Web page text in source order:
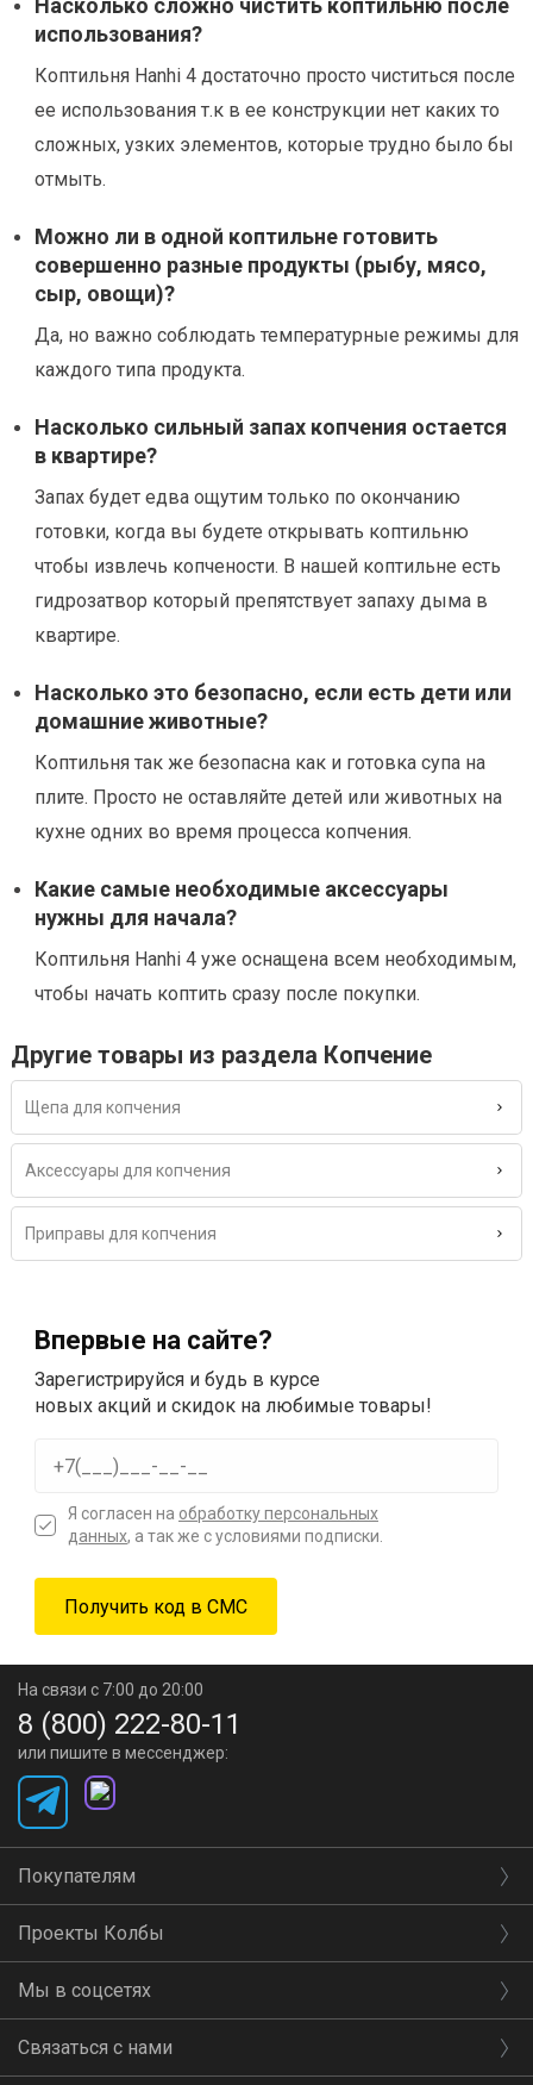
Насколько сложно чистить коптильню после
использования?
Коптильня Hanhi 4 достаточно просто чиститься после
ее использования т.к в ее конструкции нет каких то
сложных, узких элементов, которые трудно было бы
отмыть.
Можно ли в одной коптильне готовить
совершенно разные продукты (рыбу, мясо,
сыр, овощи)?
Да, но важно соблюдать температурные режимы для
каждого типа продукта.
Насколько сильный запах копчения остается
в квартире?
Запах будет едва ощутим только по окончанию
готовки, когда вы будете открывать коптильню
чтобы извлечь копчености. В нашей коптильне есть
гидрозатвор который препятствует запаху дыма в
квартире.
Насколько это безопасно, если есть дети или
домашние животные?
Коптильня так же безопасна как и готовка супа на
плите. Просто не оставляйте детей или животных на
кухне одних во время процесса копчения.
Какие самые необходимые аксессуары
нужны для начала?
Коптильня Hanhi 4 уже оснащена всем необходимым,
чтобы начать коптить сразу после покупки.
Другие товары из раздела Копчение
Щепа для копчения
Аксессуары для копчения
Приправы для копчения
Впервые на сайте?
Зарегистрируйся и будь в курсе
новых акций и скидок на любимые товары!
Я согласен на обработку персональных
данных, а так же с условиями подписки.
На связи с 7:00 до 20:00
8 (800) 222-80-11
или пишите в мессенджер:
Покупателям
Проекты Колбы
Мы в соцсетях
Связаться с нами